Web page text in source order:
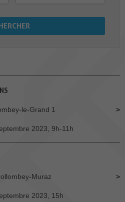
le-Grand 1
2023, 9h-11h
Muraz
2023, 15h